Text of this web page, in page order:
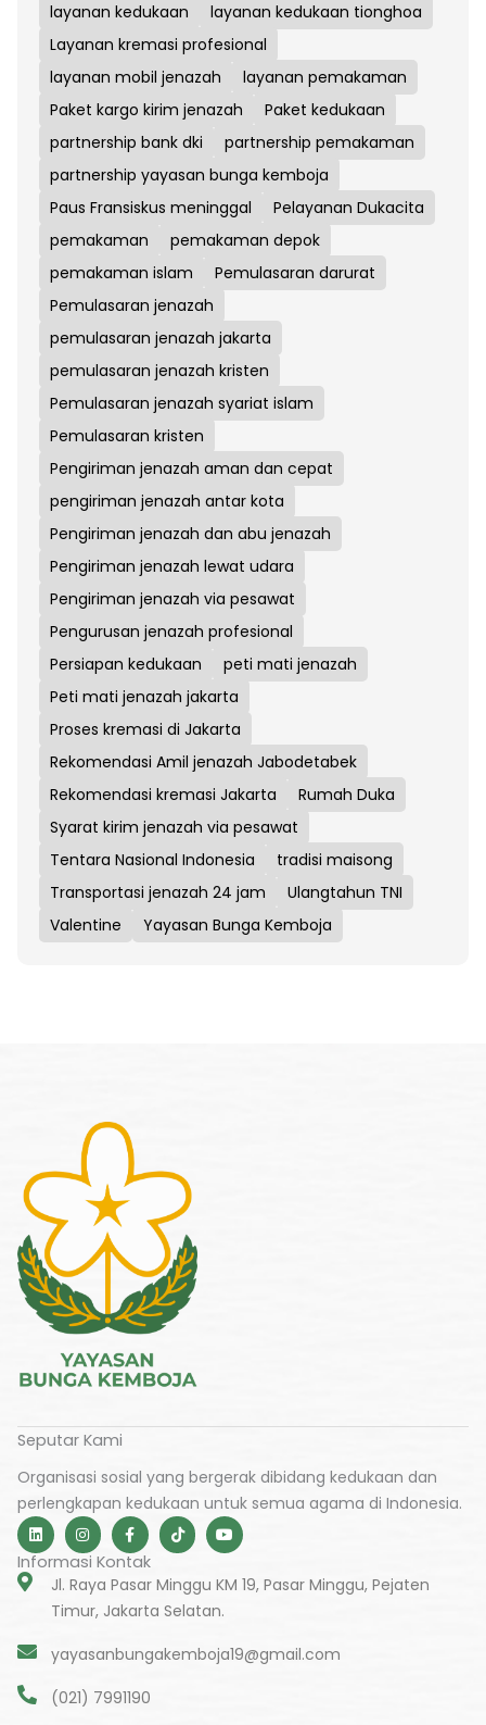
layanan kedukaan
layanan kedukaan tionghoa
Layanan kremasi profesional
layanan mobil jenazah
layanan pemakaman
Paket kargo kirim jenazah
Paket kedukaan
partnership bank dki
partnership pemakaman
partnership yayasan bunga kemboja
Paus Fransiskus meninggal
Pelayanan Dukacita
pemakaman
pemakaman depok
pemakaman islam
Pemulasaran darurat
Pemulasaran jenazah
pemulasaran jenazah jakarta
pemulasaran jenazah kristen
Pemulasaran jenazah syariat islam
Pemulasaran kristen
Pengiriman jenazah aman dan cepat
pengiriman jenazah antar kota
Pengiriman jenazah dan abu jenazah
Pengiriman jenazah lewat udara
Pengiriman jenazah via pesawat
Pengurusan jenazah profesional
Persiapan kedukaan
peti mati jenazah
Peti mati jenazah jakarta
Proses kremasi di Jakarta
Rekomendasi Amil jenazah Jabodetabek
Rekomendasi kremasi Jakarta
Rumah Duka
Syarat kirim jenazah via pesawat
Tentara Nasional Indonesia
tradisi maisong
Transportasi jenazah 24 jam
Ulangtahun TNI
Valentine
Yayasan Bunga Kemboja
Seputar Kami
Organisasi sosial yang bergerak dibidang kedukaan dan
perlengkapan kedukaan untuk semua agama di Indonesia.
L
i
n
k
I
n
s
t
a
g
r
F
a
c
e
b
o
f
T
i
k
o
k
Y
o
u
u
e
Informasi Kontak
Jl. Raya Pasar Minggu KM 19, Pasar Minggu, Pejaten
Timur, Jakarta Selatan.
yayasanbungakemboja19@gmail.com
(021) 7991190